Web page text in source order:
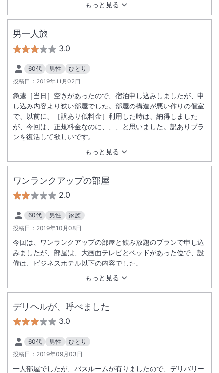
もっと見る
男一人旅
3.0
60代 男性
ひとり
投稿日： 2019年11月02日
もっと見る
急遽［当日］空きがあったので、宿泊申し込みしましたが、申
し込み内容より狭い部屋でした。部屋の構造が悪い作りの個室
で、以前に、［訳あり低料金］利用した時は、納得しました
が、今回は、正規料金なのに、、、と思いました。訳ありプラ
ンを復活して欲しいです。
ワンランクアップの部屋
2.0
60代 男性
家族
投稿日： 2019年10月08日
もっと見る
今回は、ワンランクアップの部屋と飲み放題のプランで申し込
みましたが、部屋は、大画面テレビとベッドがあった位で、設
備は、ビジネスホテル以下の内容でした。
デリヘルが、呼べました
3.0
60代 男性
ひとり
投稿日： 2019年09月03日
一人部屋でしたが、バスルームが有りましたので、デリバリー